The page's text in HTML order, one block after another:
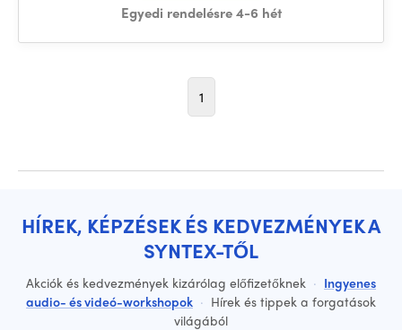
Egyedi rendelésre 4-6 hét
1
HÍREK, KÉPZÉSEK ÉS KEDVEZMÉNYEK A
SYNTEX-TŐL
Akciók és kedvezmények kizárólag előfizetőknek · Ingyenes
audio- és videó-workshopok · Hírek és tippek a forgatások
világából